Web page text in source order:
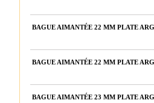
BAGUE AIMANTÉE 22 MM PLATE
BAGUE AIMANTÉE 22 MM PLATE
BAGUE AIMANTÉE 23 MM PLATE